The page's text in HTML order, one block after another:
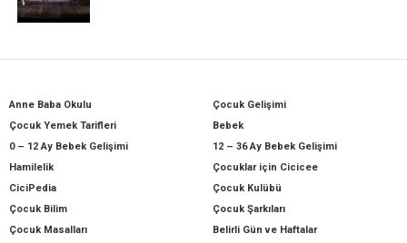
Anne Baba Okulu
Çocuk Gelişimi
Çocuk Yemek Tarifleri
Bebek
0 – 12 Ay Bebek Gelişimi
12 – 36 Ay Bebek Gelişimi
Hamilelik
Çocuklar için Cicicee
CiciPedia
Çocuk Kulübü
Çocuk Bilim
Çocuk Şarkıları
Çocuk Masalları
Belirli Gün ve Haftalar